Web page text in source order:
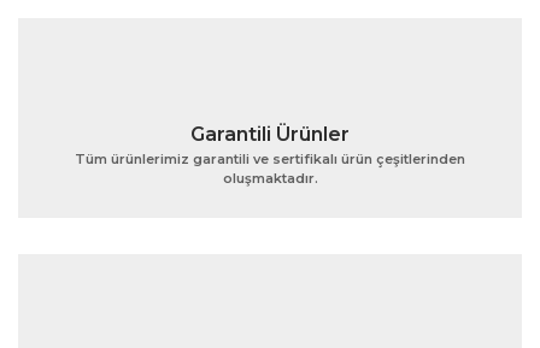
Gönder
Garantili Ürünler
Tüm ürünlerimiz garantili ve sertifikalı ürün çeşitlerinden
oluşmaktadır.